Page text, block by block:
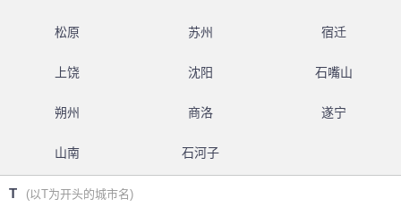
松原 苏州 宿迁
上饶 沈阳 石嘴山
朔州 商洛 遂宁
山南 石河子
T (以T为开头的城市名)